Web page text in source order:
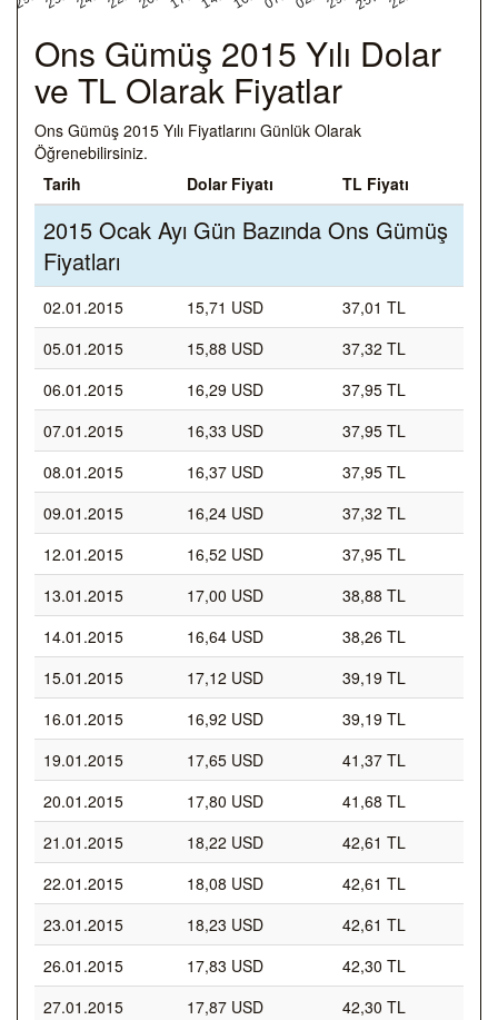
Ons Gümüş 2015 Yılı Dolar
ve TL Olarak Fiyatlar
Ons Gümüş 2015 Yılı Fiyatlarını Günlük Olarak
Öğrenebilirsiniz.
Tarih
Dolar Fiyatı TL Fiyatı
2015 Ocak Ayı Gün Bazında Ons Gümüş
Fiyatları
02.01.2015 15,71 USD
37,01 TL
05.01.2015
15,88 USD
37,32 TL
06.01.2015
16,29 USD
37,95 TL
07.01.2015
16,33 USD
37,95 TL
08.01.2015
16,37 USD
37,95 TL
09.01.2015
16,24 USD
37,32 TL
12.01.2015
16,52 USD
37,95 TL
13.01.2015
17,00 USD
38,88 TL
14.01.2015
16,64 USD
38,26 TL
15.01.2015
17,12 USD
39,19 TL
16.01.2015
16,92 USD
39,19 TL
19.01.2015
17,65 USD
41,37 TL
20.01.2015
17,80 USD
41,68 TL
21.01.2015
18,22 USD
42,61 TL
22.01.2015
18,08 USD
42,61 TL
23.01.2015
18,23 USD
42,61 TL
26.01.2015
17,83 USD
42,30 TL
27.01.2015
17,87 USD
42,30 TL